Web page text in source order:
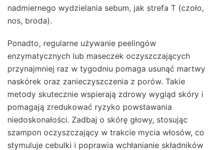
nadmiernego wydzielania sebum, jak strefa T (czoło,
nos, broda).
Ponadto, regularne używanie peelingów
enzymatycznych lub maseczek oczyszczających
przynajmniej raz w tygodniu pomaga usunąć martwy
naskórek oraz zanieczyszczenia z porów. Takie
metody skutecznie wspierają zdrowy wygląd skóry i
pomagają zredukować ryzyko powstawania
niedoskonałości. Zadbaj o skórę głowy, stosując
szampon oczyszczający w trakcie mycia włosów, co
stymuluje cebulki i poprawia wchłanianie składników